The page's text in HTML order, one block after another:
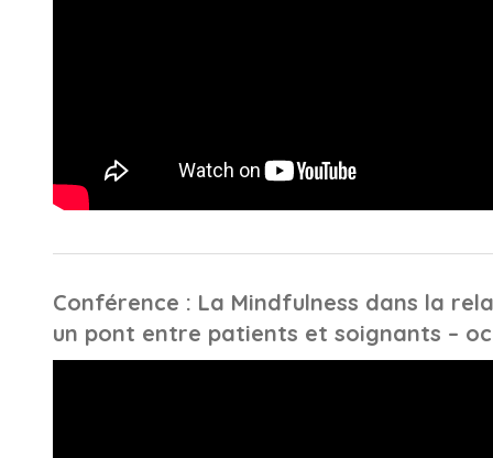
Conférence : La Mindfulness dans la
un pont entre patients et soignants –